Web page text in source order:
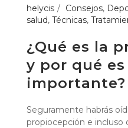
helycis Consejos,
salud, Técnicas,
¿Qué es la
y por qué
importante?
Seguramente habrás
propiocepción e